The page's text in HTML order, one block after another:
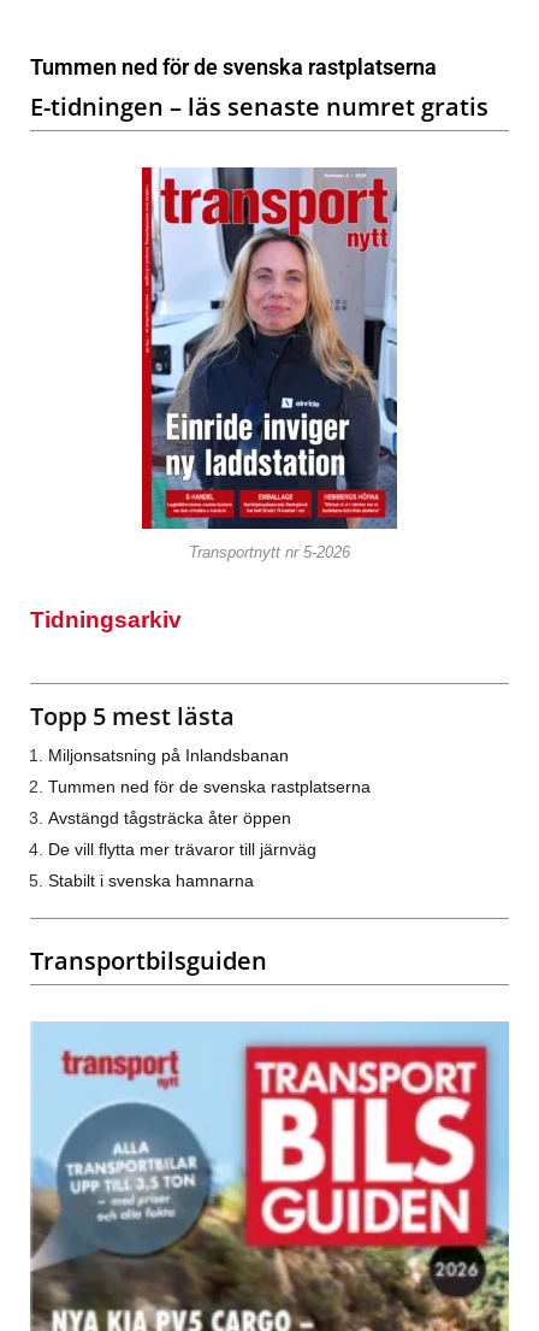
Tummen ned för de svenska rastplatserna
E-tidningen – läs senaste numret gratis
Transportnytt nr 5-2026
Tidningsarkiv
Topp 5 mest lästa
Miljonsatsning på Inlandsbanan
Tummen ned för de svenska rastplatserna
Avstängd tågsträcka åter öppen
De vill flytta mer trävaror till järnväg
Stabilt i svenska hamnarna
Transportbilsguiden